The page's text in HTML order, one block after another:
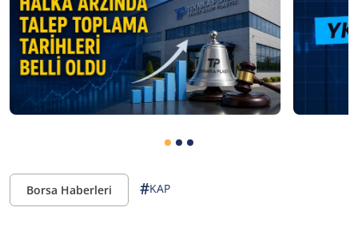
Borsa Haberleri #KAP